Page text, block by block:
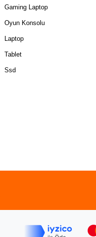
Gaming Laptop
Oyun Konsolu
Laptop
Tablet
Ssd